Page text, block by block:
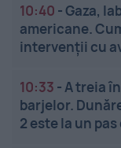
10:40 -Gaza,
americane.
intervenții cu
10:33 - A treia
barjelor.
2 este la un